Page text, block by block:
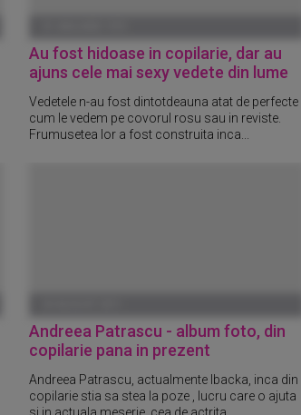
Au fost hidoase in copilarie, dar au
ajuns cele mai sexy vedete din lume
Vedetele n-au fost dintotdeauna atat de perfecte
cum le vedem pe covorul rosu sau in reviste.
Frumusetea lor a fost construita inca...
Andreea Patrascu - album foto, din
copilarie pana in prezent
Andreea Patrascu, actualmente Ibacka, inca din
copilarie stia sa stea la poze , lucru care o ajuta
si in actuala meserie, cea de actrita.